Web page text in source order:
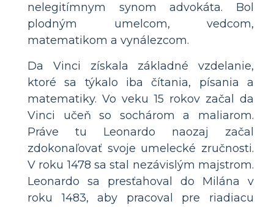
nelegitímnym synom advokáta. Bol
plodným umelcom, vedcom,
matematikom a vynálezcom.
Da Vinci získala základné vzdelanie,
ktoré sa týkalo iba čítania, písania a
matematiky. Vo veku 15 rokov začal da
Vinci učeň so sochárom a maliarom.
Práve tu Leonardo naozaj začal
zdokonaľovať svoje umelecké zručnosti.
V roku 1478 sa stal nezávislým majstrom.
Leonardo sa presťahoval do Milána v
roku 1483, aby pracoval pre riadiacu